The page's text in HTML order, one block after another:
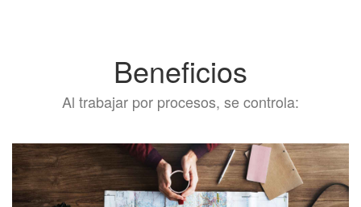
Beneficios
Al trabajar por procesos, se controla: